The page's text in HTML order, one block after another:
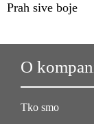
Prah sive boje
O
Tko smo